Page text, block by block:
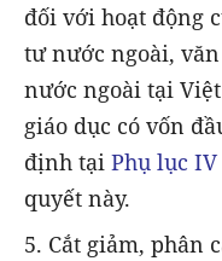
đối với hoạt động
tư nước ngoài,
nước ngoài tại
giáo dục có vốn
định tại Phụ lục IV
quyết này.
5. Cắt giảm, phân